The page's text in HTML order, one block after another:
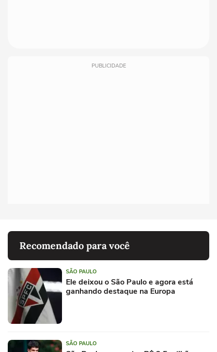
PUBLICIDADE
Recomendado para você
SÃO PAULO
Ele deixou o São Paulo e agora está
ganhando destaque na Europa
SÃO PAULO